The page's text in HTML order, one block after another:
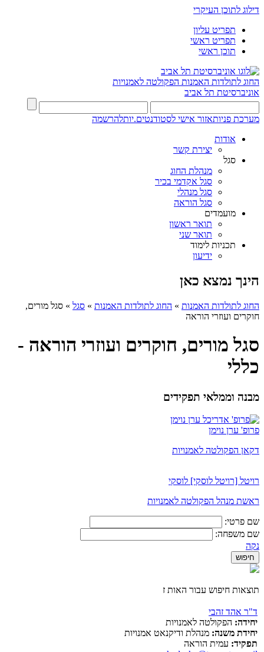
דילוג לתוכן העיקרי
תפריט עליון
תפריט ראשי
תוכן ראשי
החוג לתולדות האמנות הפקולטה לאמנויות
אוניברסיטת תל אביב
מערכת פניותאזור אישי לסטודנטים.יותלהרשמה
אודות
יצירת קשר
סגל
מנהלת החוג
סגל אקדמי בכיר
סגל מנהלי
סגל הוראה
מועמדים
תואר ראשון
תואר שני
תכניות לימוד
ידיעון
הינך נמצא כאן
החוג לתולדות האמנות » החוג לתולדות האמנות » סגל » סגל מורים,
חוקרים ועוזרי הוראה
סגל מורים, חוקרים ועוזרי הוראה -
כללי
מבנה וממלאי תפקידים
פרופ' ערן נוימן
דקאן הפקולטה לאמנויות
רויטל [רויטל לוסקי] לוסקי
ראשת מנהל הפקולטה לאמנויות
שם פרטי:
שם משפחה:
נקה
תוצאות חיפוש עבור האות ז
ד"ר אהד זהבי
יחידה: הפקולטה לאמנויות
יחידת משנה: מנהלת ודיקנאט אמנויות
תפקיד: עמית הוראה